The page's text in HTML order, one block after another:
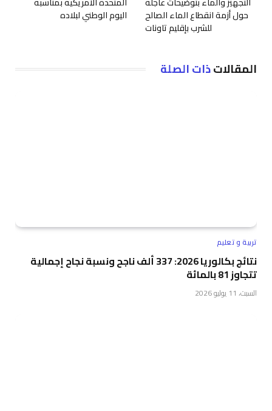
حول أزمة انقطاع الماء الصالح
للشرب بإقليم تاونات
اليوم الوطني لبلاده
المقالاتذات الصلة
تربية و تعليم
نتائج بكالوريا 2026: 337 ألف ناجح ونسبة نجاح إجمالية
تتجاوز 81 بالمائة
السبت، 11 يوليو 2026